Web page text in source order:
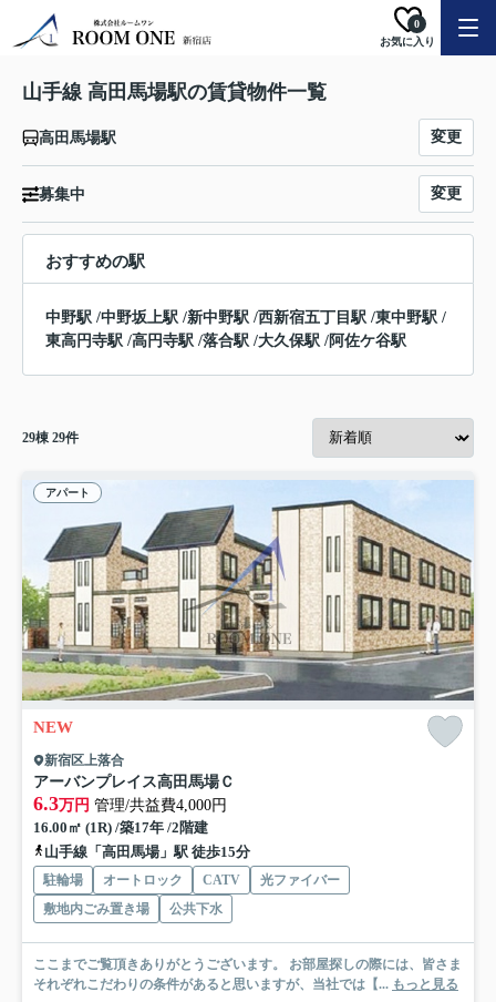
お気に入り
0
山手線 高田馬場駅の賃貸物件一覧
高田馬場駅 変更
募集中 変更
おすすめの駅
中野駅 /中野坂上駅 /新中野駅 /西新宿五丁目駅 /東中野駅 /
東高円寺駅 /高円寺駅 /落合駅 /大久保駅 /阿佐ケ谷駅
29棟 29件
アパート
NEW
新宿区上落合
アーバンプレイス高田馬場Ｃ
6.3万円 管理/共益費4,000円
16.00㎡ (1R) /築17年 /2階建
山手線「高田馬場」駅 徒歩15分
駐輪場 オートロック CATV
光ファイバー
敷地内ごみ置き場
公共下水
ここまでご覧頂きありがとうございます。 お部屋探しの際には、皆さま
それぞれこだわりの条件があると思いますが、当社では【... もっと見る